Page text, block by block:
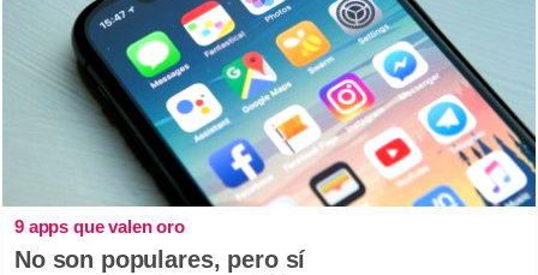
9 apps que valen oro
No son populares, pero sí